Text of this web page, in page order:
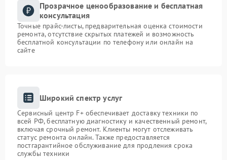
Прозрачное ценообразование и бесплатная
консультация
Точные прайс-листы, предварительная оценка стоимости
ремонта, отсутствие скрытых платежей и возможность
бесплатной консультации по телефону или онлайн на
сайте
Широкий спектр услуг
Сервисный центр F+ обеспечивает доставку техники по
всей РФ, бесплатную диагностику и качественный ремонт,
включая срочный ремонт. Клиенты могут отслеживать
статус ремонта онлайн. Также предоставляется
постгарантийное обслуживание для продления срока
службы техники